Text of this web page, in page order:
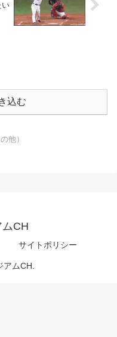
い
込む
他）
CH
サイトポリシー
ムCH.